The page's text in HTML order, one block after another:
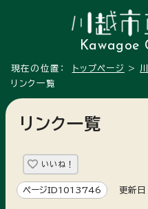
Kawagoe
現在の位置： トップページ >
リンク一覧
リンク一覧
いいね！
ページID1013746 更新日